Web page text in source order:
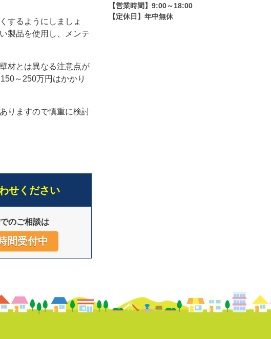
するようにしましょ
製品を使用し、メンテ
材とは異なる注意点が
～250万円はかかり
りますので慎重に検討
せください
のご相談は
間受付中
【営業時間】9:00～18:00
【定休日】年中無休